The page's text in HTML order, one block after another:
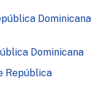
Dominicana
Dominicana
República